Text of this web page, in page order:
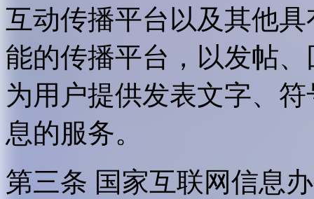
互动传播平台以及其他
能的传播平台，以发帖
为用户提供发表文字、
息的服务。
第三条 国家互联网信息